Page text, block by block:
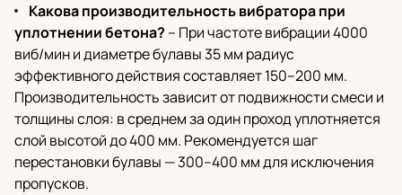
Какова производительность вибратора при
уплотнении бетона? – При частоте вибрации 4000
виб/мин и диаметре булавы 35 мм радиус
эффективного действия составляет 150–200 мм.
Производительность зависит от подвижности смеси и
толщины слоя: в среднем за один проход уплотняется
слой высотой до 400 мм. Рекомендуется шаг
перестановки булавы — 300–400 мм для исключения
пропусков.